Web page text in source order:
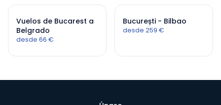
Vuelos de Bucarest a
Belgrado
desde 66 €
București - Bilbao
desde 259 €